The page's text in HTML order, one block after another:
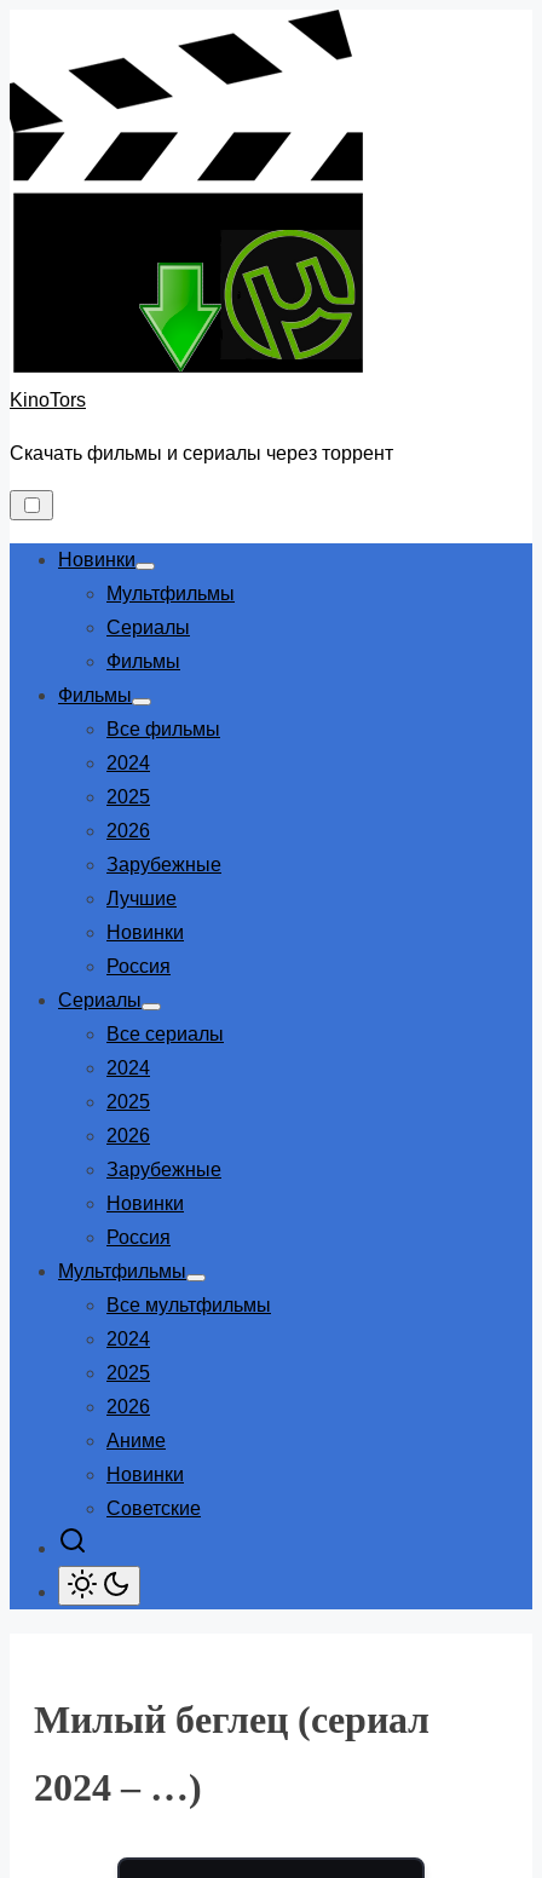
content
KinoTors
Скачать фильмы и сериалы через торрент
Новинки
Show
sub
Мультфильмы
Сериалы
Фильмы
Фильмы
Show
sub
Все фильмы
2024
2025
2026
Зарубежные
Лучшие
Новинки
Россия
Сериалы
Show
sub
Все сериалы
2024
2025
2026
Зарубежные
Новинки
Россия
Мультфильмы
Show
sub
Все мультфильмы
2024
2025
2026
Аниме
Новинки
Советские
Милый беглец (сериал
2024 – …)